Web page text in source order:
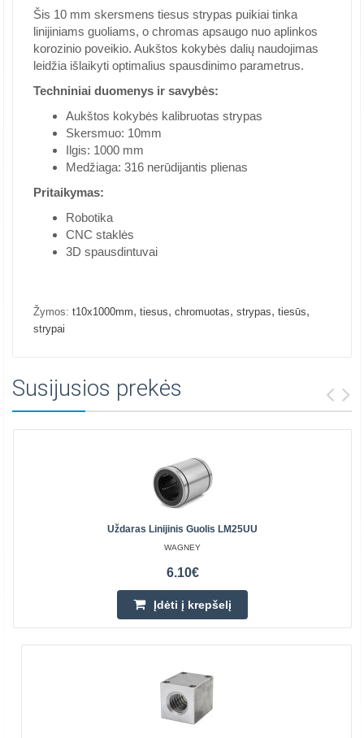
Šis 10 mm skersmens tiesus strypas puikiai tinka
linijiniams guoliams, o chromas apsaugo nuo aplinkos
korozinio poveikio. Aukštos kokybės dalių naudojimas
leidžia išlaikyti optimalius spausdinimo parametrus.
Techniniai duomenys ir savybės:
Aukštos kokybės kalibruotas strypas
Skersmuo: 10mm
Ilgis: 1000 mm
Medžiaga: 316 nerūdijantis plienas
Pritaikymas:
Robotika
CNC staklės
3D spausdintuvai
Žymos: t10x1000mm, tiesus, chromuotas, strypas, tiesūs,
strypai
Susijusios prekės
Uždaras Linijinis Guolis LM25UU
WAGNEY
6.10€
Įdėti į krepšelį